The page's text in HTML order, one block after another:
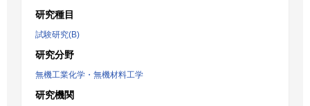
研究種目
試験研究(B)
研究分野
無機工業化学・無機材料工学
研究機関